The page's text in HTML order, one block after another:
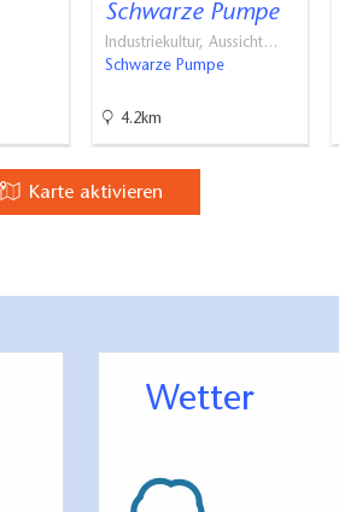
Schwarze Pumpe
Industriekultur, Aussicht…
Schwarze Pumpe
4.2km
Karte aktivieren
Wetter